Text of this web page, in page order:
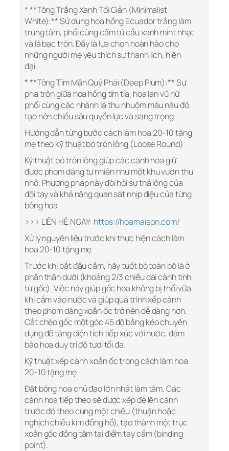
* **Tông Trắng Xanh Tối Giản (Minimalist
White):** Sử dụng hoa hồng Ecuador trắng làm
trung tâm, phối cùng cẩm tú cầu xanh mint nhạt
và lá bạc tròn. Đây là lựa chọn hoàn hảo cho
những người mẹ yêu thích sự thanh lịch, hiện
đại.
* **Tông Tím Mận Quý Phái (Deep Plum):** Sự
pha trộn giữa hoa hồng tím tía, hoa lan vũ nữ
phối cùng các nhành lá thu nhuộm màu nâu đỏ,
tạo nên chiều sâu quyền lực và sang trọng.
Hướng dẫn từng bước cách làm hoa 20-10 tặng
mẹ theo kỹ thuật bó tròn lỏng (Loose Round)
Kỹ thuật bó tròn lỏng giúp các cành hoa giữ
được phom dáng tự nhiên như một khu vườn thu
nhỏ. Phương pháp này đòi hỏi sự thả lỏng của
đôi tay và khả năng quan sát nhịp điệu của từng
bông hoa.
>>> LIÊN HỆ NGAY: https://hoamaison.com/
Xử lý nguyên liệu trước khi thực hiện cách làm
hoa 20-10 tặng mẹ
Trước khi bắt đầu cắm, hãy tuốt bỏ toàn bộ lá ở
phần thân dưới (khoảng 2/3 chiều dài cành tính
từ gốc). Việc này giúp gốc hoa không bị thối vữa
khi cắm vào nước và giúp quá trình xếp cành
theo phom dáng xoắn ốc trở nên dễ dàng hơn.
Cắt chéo gốc một góc 45 độ bằng kéo chuyên
dụng để tăng diện tích tiếp xúc với nước, đảm
bảo hoa duy trì độ tươi tối đa.
Kỹ thuật xếp cành xoắn ốc trong cách làm hoa
20-10 tặng mẹ
Đặt bông hoa chủ đạo lớn nhất làm tâm. Các
cành hoa tiếp theo sẽ được xếp đè lên cành
trước đó theo cùng một chiều (thuận hoặc
nghịch chiều kim đồng hồ), tạo thành một trục
xoắn gốc đồng tâm tại điểm tay cầm (binding
point).